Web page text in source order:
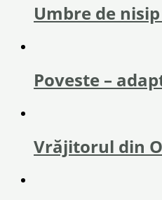
Umbre de
Poveste –
Vrăjitorul din